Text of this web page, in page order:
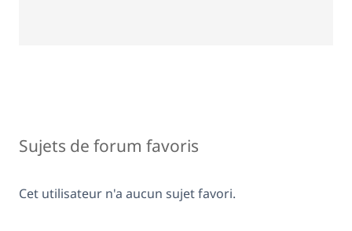
Sujets de forum favoris
Cet utilisateur n'a aucun sujet favori.